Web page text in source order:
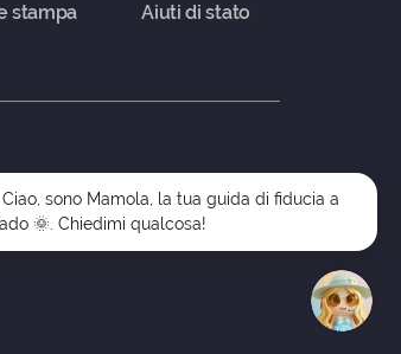
stampa Aiuti di stato